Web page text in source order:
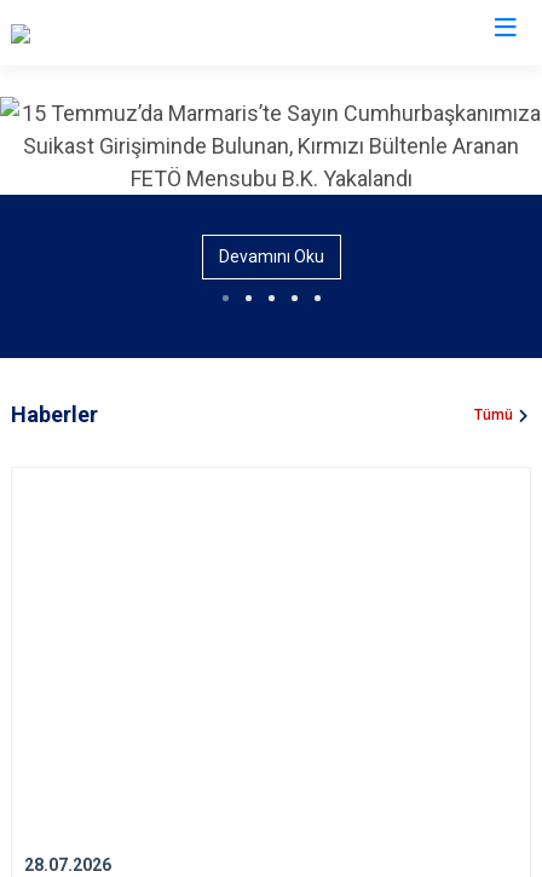
Devamını Oku
Haberler Tümü
28.07.2026